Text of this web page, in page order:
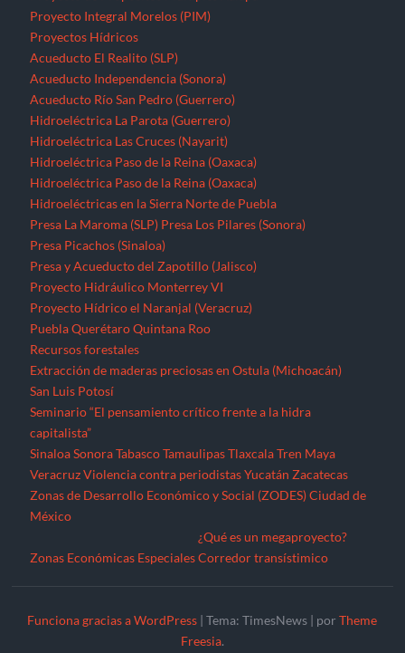
Proyecto Integral Morelos (PIM)
Proyectos Hídricos
Acueducto El Realito (SLP)
Acueducto Independencia (Sonora)
Acueducto Río San Pedro (Guerrero)
Hidroeléctrica La Parota (Guerrero)
Hidroeléctrica Las Cruces (Nayarit)
Hidroeléctrica Paso de la Reina (Oaxaca)
Hidroeléctrica Paso de la Reina (Oaxaca)
Hidroeléctricas en la Sierra Norte de Puebla
Presa La Maroma (SLP) Presa Los Pilares (Sonora)
Presa Picachos (Sinaloa)
Presa y Acueducto del Zapotillo (Jalisco)
Proyecto Hidráulico Monterrey VI
Proyecto Hídrico el Naranjal (Veracruz)
Puebla Querétaro Quintana Roo
Recursos forestales
Extracción de maderas preciosas en Ostula (Michoacán)
San Luis Potosí
Seminario “El pensamiento crítico frente a la hidra
capitalista”
Sinaloa Sonora Tabasco Tamaulipas Tlaxcala Tren Maya
Veracruz Violencia contra periodistas Yucatán Zacatecas
Zonas de Desarrollo Económico y Social (ZODES) Ciudad de
México
Zonas Económicas Especiales
¿Qué es un megaproyecto?
Corredor transístimico
Funciona gracias a WordPress |Tema: TimesNews | porTheme
Freesia.